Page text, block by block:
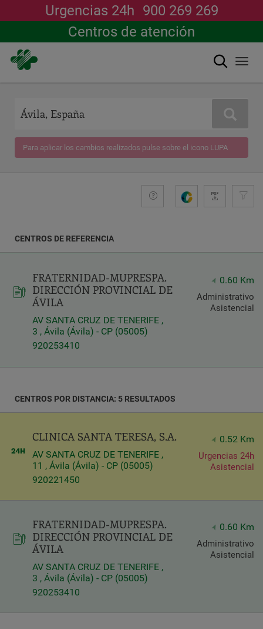
contenido
principal
Urgencias 24h 900 269 269
Centros de atención
Buscar
Buscar
Para aplicar los cambios realizados pulse sobre el icono LUPA
G
a
+compromiso
Guide
Latitud
Longitud
Distance
in
Servicios
Query
CENTROS DE REFERENCIA
FRATERNIDAD-MUPRESPA.
DIRECCIÓN PROVINCIAL DE
ÁVILA
AV SANTA CRUZ DE TENERIFE ,
3 , Ávila (Ávila) - CP (05005)
920253410
0.60 Km
Administrativo
Asistencial
CENTROS POR DISTANCIA: 5 RESULTADOS
CLINICA SANTA TERESA, S.A.
AV SANTA CRUZ DE TENERIFE ,
11 , Ávila (Ávila) - CP (05005)
920221450
0.52 Km
Urgencias 24h
Asistencial
FRATERNIDAD-MUPRESPA.
DIRECCIÓN PROVINCIAL DE
ÁVILA
AV SANTA CRUZ DE TENERIFE ,
3 , Ávila (Ávila) - CP (05005)
920253410
0.60 Km
Administrativo
Asistencial